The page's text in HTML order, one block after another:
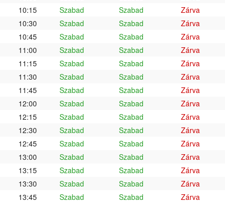
10:15
Szabad Szabad Zárva
10:30
Szabad Szabad Zárva
10:45
Szabad Szabad Zárva
11:00
Szabad Szabad Zárva
11:15
Szabad Szabad Zárva
11:30
Szabad Szabad Zárva
11:45
Szabad Szabad Zárva
12:00
Szabad Szabad Zárva
12:15
Szabad Szabad Zárva
12:30
Szabad Szabad Zárva
12:45
Szabad Szabad Zárva
13:00
Szabad Szabad Zárva
13:15
Szabad Szabad Zárva
13:30
Szabad Szabad Zárva
13:45
Szabad Szabad Zárva